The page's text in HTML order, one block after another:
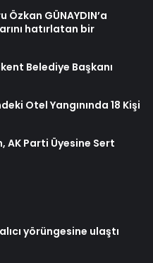
Özkan GÜNAYDIN’a
hatırlatan bir
Belediye Başkanı
Otel Yangınında 18 Kişi
AK Parti Üyesine Sert
yörüngesine ulaştı